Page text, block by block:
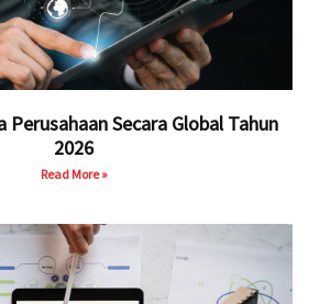
Perusahaan Secara Global Tahun
2026
Read More »